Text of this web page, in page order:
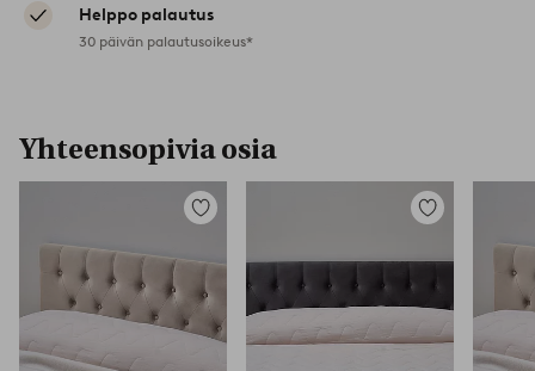
Helppo palautus
30 päivän palautusoikeus*
Yhteensopivia osia
Lisää
Lisää